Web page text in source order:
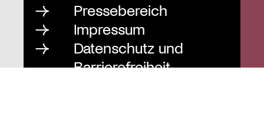
Pressebereich
Impressum
Datenschutz und
Barrierefreiheit